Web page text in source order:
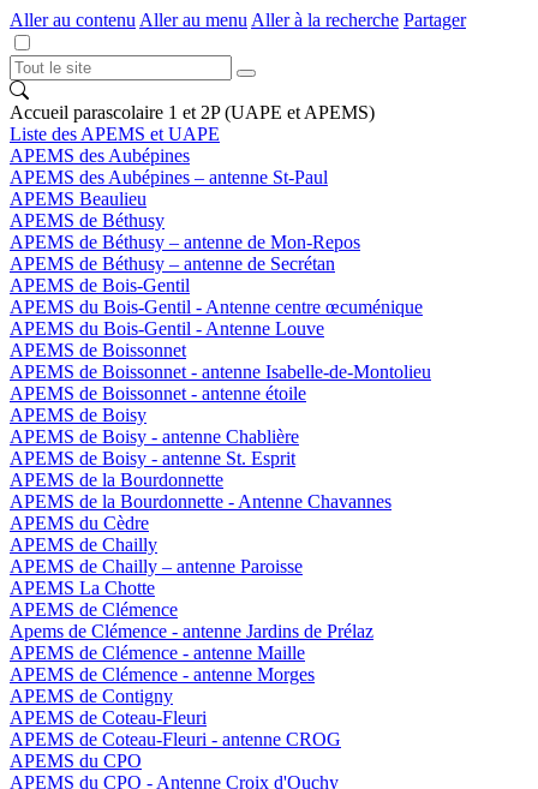
Aller au contenu Aller au menu Aller à la recherche Partager
Accueil parascolaire 1 et 2P (UAPE et APEMS)
Liste des APEMS et UAPE
APEMS des Aubépines
APEMS des Aubépines – antenne St-Paul
APEMS Beaulieu
APEMS de Béthusy
APEMS de Béthusy – antenne de Mon-Repos
APEMS de Béthusy – antenne de Secrétan
APEMS de Bois-Gentil
APEMS du Bois-Gentil - Antenne centre œcuménique
APEMS du Bois-Gentil - Antenne Louve
APEMS de Boissonnet
APEMS de Boissonnet - antenne Isabelle-de-Montolieu
APEMS de Boissonnet - antenne étoile
APEMS de Boisy
APEMS de Boisy - antenne Chablière
APEMS de Boisy - antenne St. Esprit
APEMS de la Bourdonnette
APEMS de la Bourdonnette - Antenne Chavannes
APEMS du Cèdre
APEMS de Chailly
APEMS de Chailly – antenne Paroisse
APEMS La Chotte
APEMS de Clémence
Apems de Clémence - antenne Jardins de Prélaz
APEMS de Clémence - antenne Maille
APEMS de Clémence - antenne Morges
APEMS de Contigny
APEMS de Coteau-Fleuri
APEMS de Coteau-Fleuri - antenne CROG
APEMS du CPO
APEMS du CPO - Antenne Croix d'Ouchy